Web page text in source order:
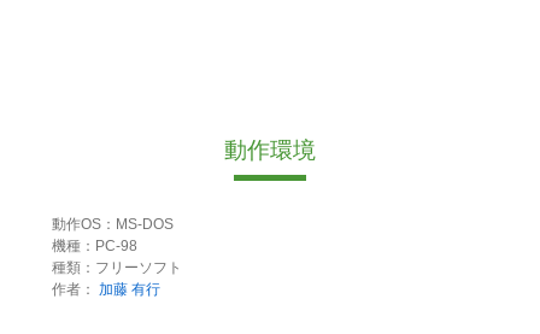
動作環境
動作OS：MS-DOS
機種：PC-98
種類：フリーソフト
作者： 加藤 有行